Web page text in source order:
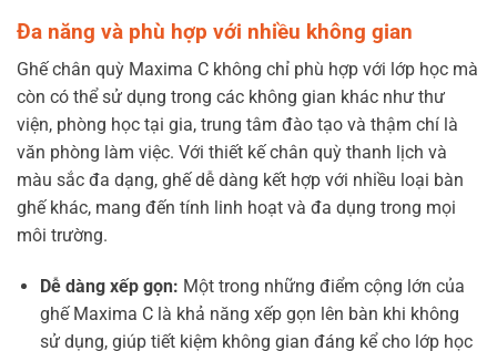
Đa năng và phù hợp với nhiều không gian
Ghế chân quỳ Maxima C không chỉ phù hợp với lớp học mà
còn có thể sử dụng trong các không gian khác như thư
viện, phòng học tại gia, trung tâm đào tạo và thậm chí là
văn phòng làm việc. Với thiết kế chân quỳ thanh lịch và
màu sắc đa dạng, ghế dễ dàng kết hợp với nhiều loại bàn
ghế khác, mang đến tính linh hoạt và đa dụng trong mọi
môi trường.
Dễ dàng xếp gọn: Một trong những điểm cộng lớn của
ghế Maxima C là khả năng xếp gọn lên bàn khi không
sử dụng, giúp tiết kiệm không gian đáng kể cho lớp học